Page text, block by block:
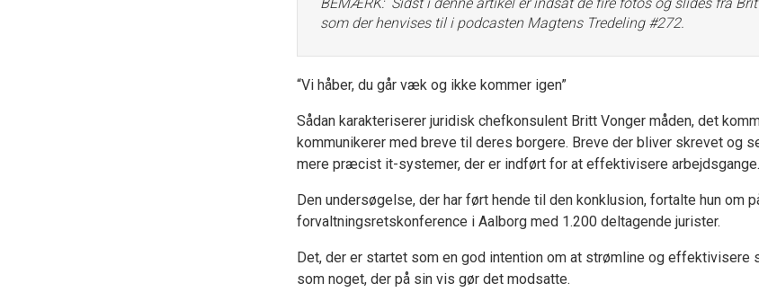
som der henvises til i podcasten Magtens Tredeling #272.
“Vi håber, du går væk og ikke kommer igen”
Sådan karakteriserer juridisk chefkonsulent Britt Vonger måden, det
kommunikerer med breve til deres borgere. Breve der bliver skrevet og
mere præcist it-systemer, der er indført for at effektivisere arbejdsgange.
Den undersøgelse, der har ført hende til den konklusion, fortalte hun om
forvaltningsretskonference i Aalborg med 1.200 deltagende jurister.
Det, der er startet som en god intention om at strømline og effektivisere
som noget, der på sin vis gør det modsatte.